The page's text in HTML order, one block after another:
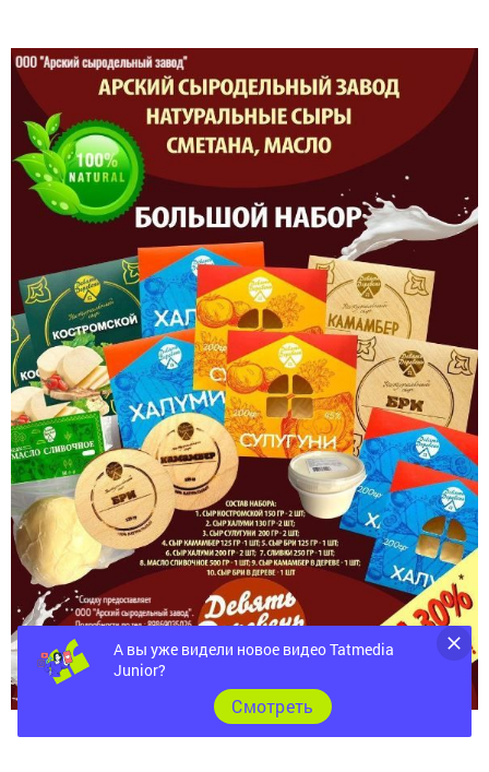
А вы уже видели новое видео Tatmedia
Junior?
Cмотреть